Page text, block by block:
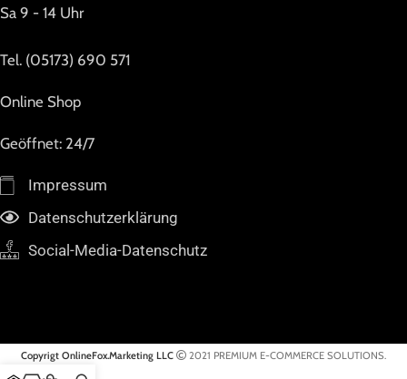
Sa 9 - 14 Uhr
Tel. (05173) 690 571
Online Shop
Geöffnet: 24/7
Impressum
Datenschutzerklärung
Social-Media-Datenschutz
Copyrigt OnlineFox.Marketing LLC 2021 PREMIUM E-COMMERCE SOLUTIONS.